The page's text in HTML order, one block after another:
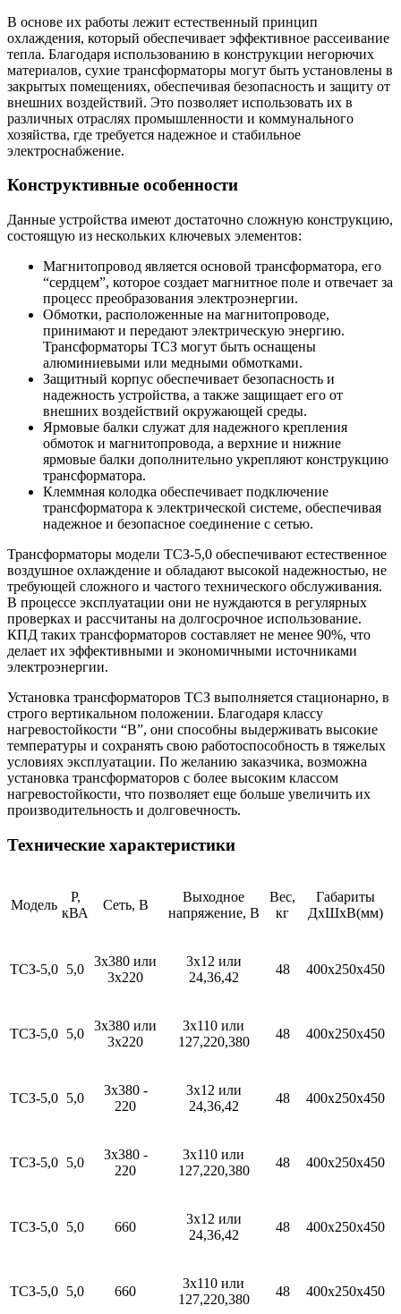
В основе их работы лежит естественный принцип
охлаждения, который обеспечивает эффективное рассеивание
тепла. Благодаря использованию в конструкции негорючих
материалов, сухие трансформаторы могут быть установлены в
закрытых помещениях, обеспечивая безопасность и защиту от
внешних воздействий. Это позволяет использовать их в
различных отраслях промышленности и коммунального
хозяйства, где требуется надежное и стабильное
электроснабжение.
Конструктивные особенности
Данные устройства имеют достаточно сложную конструкцию,
состоящую из нескольких ключевых элементов:
Магнитопровод является основой трансформатора, его
“сердцем”, которое создает магнитное поле и отвечает за
процесс преобразования электроэнергии.
Обмотки, расположенные на магнитопроводе,
принимают и передают электрическую энергию.
Трансформаторы ТСЗ могут быть оснащены
алюминиевыми или медными обмотками.
Защитный корпус обеспечивает безопасность и
надежность устройства, а также защищает его от
внешних воздействий окружающей среды.
Ярмовые балки служат для надежного крепления
обмоток и магнитопровода, а верхние и нижние
ярмовые балки дополнительно укрепляют конструкцию
трансформатора.
Клеммная колодка обеспечивает подключение
трансформатора к электрической системе, обеспечивая
надежное и безопасное соединение с сетью.
Трансформаторы модели ТСЗ-5,0 обеспечивают естественное
воздушное охлаждение и обладают высокой надежностью, не
требующей сложного и частого технического обслуживания.
В процессе эксплуатации они не нуждаются в регулярных
проверках и рассчитаны на долгосрочное использование.
КПД таких трансформаторов составляет не менее 90%, что
делает их эффективными и экономичными источниками
электроэнергии.
Установка трансформаторов ТСЗ выполняется стационарно, в
строго вертикальном положении. Благодаря классу
нагревостойкости “В”, они способны выдерживать высокие
температуры и сохранять свою работоспособность в тяжелых
условиях эксплуатации. По желанию заказчика, возможна
установка трансформаторов с более высоким классом
нагревостойкости, что позволяет еще больше увеличить их
производительность и долговечность.
Технические характеристики
Модель
Р,
кВА
Сеть, В
Выходное
напряжение, В
Вес,
кг
Габариты
ДхШхВ(мм)
ТСЗ-5,0 5,0
3х380 или
3х220
3х12 или
24,36,42
48 400х250х450
ТСЗ-5,0 5,0
3х380 или
3х220
3х110 или
127,220,380
48 400х250х450
ТСЗ-5,0 5,0
3х380 -
220
3х12 или
24,36,42
48 400х250х450
ТСЗ-5,0 5,0
3х380 -
220
3х110 или
127,220,380
48 400х250х450
ТСЗ-5,0 5,0 660
3х12 или
24,36,42
48 400х250х450
ТСЗ-5,0 5,0 660
3х110 или
127,220,380
48 400х250х450